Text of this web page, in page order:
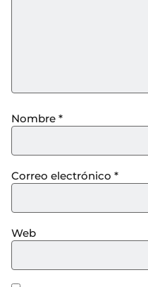
Nombre *
Correo electrónico *
Web